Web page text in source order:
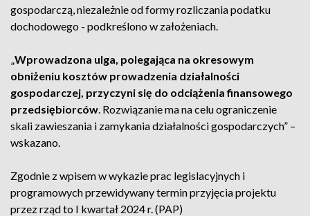
gospodarczą, niezależnie od formy rozliczania podatku
dochodowego - podkreślono w założeniach.
„Wprowadzona ulga, polegająca na okresowym
obniżeniu kosztów prowadzenia działalności
gospodarczej, przyczyni się do odciążenia finansowego
przedsiębiorców. Rozwiązanie ma na celu ograniczenie
skali zawieszania i zamykania działalności gospodarczych” –
wskazano.
Zgodnie z wpisem w wykazie prac legislacyjnych i
programowych przewidywany termin przyjęcia projektu
przez rząd to I kwartał 2024 r. (PAP)